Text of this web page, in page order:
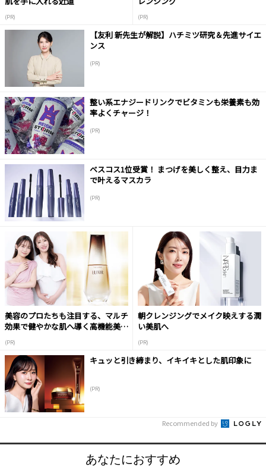
(PR) (PR)
【友利 新先生が解説】ハチミツ研究＆先進サイエ
ンス
(PR)
整い系エナジードリンクでビタミンも栄養素も効
率よくチャージ！
(PR)
ベスコス1位受賞！ まつげを美しく整え、目力ま
で叶えるマスカラ
(PR)
美容のプロたちも注目する、マルチ
効果で健やかな肌へ導く高機能美容
(PR)
朝クレンジングでメイク映えする潤
い美肌へ
(PR)
キュッと引き締まり、イキイキとした肌印象に
(PR)
Recommended by
あなたにおすすめ